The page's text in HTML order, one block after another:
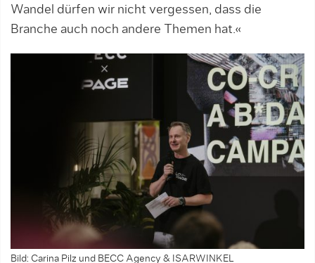
Wandel dürfen wir nicht vergessen, dass die
Branche auch noch andere Themen hat.«
Bild: Carina Pilz und BECC Agency & ISARWINKEL